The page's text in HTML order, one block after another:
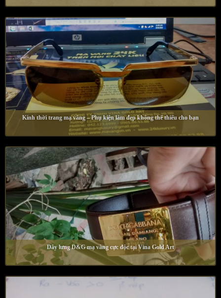
Kính thời trang mạ vàng – Phụ kiện làm đẹp không thể thiếu cho bạn
Dây lưng D&G mạ vàng cực độc tại Vina Gold Art